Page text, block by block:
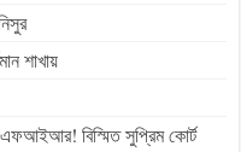
শাখায়
এফআইআর! বিস্মিত সুপ্রিম কোর্ট